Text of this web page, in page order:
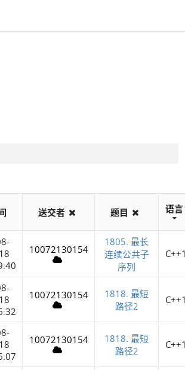
送交者 题目 语言
10072130154
1805. 最长
连续公共子
序列
10072130154
1818. 最短
路径2
10072130154
1818. 最短
路径2